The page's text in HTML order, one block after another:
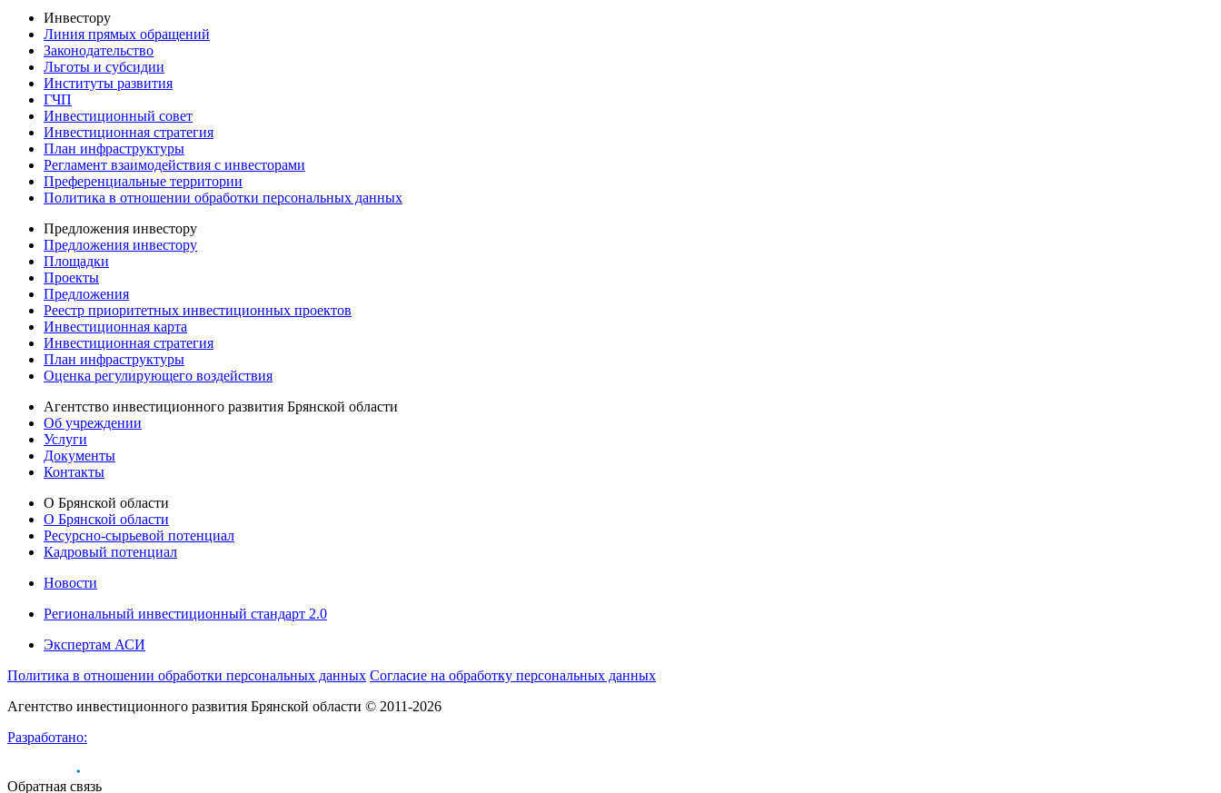
Инвестору
Линия прямых обращений
Законодательство
Льготы и субсидии
Институты развития
ГЧП
Инвестиционный совет
Инвестиционная стратегия
План инфраструктуры
Регламент взаимодействия с инвесторами
Преференциальные территории
Политика в отношении обработки персональных данных
Предложения инвестору
Предложения инвестору
Площадки
Проекты
Предложения
Реестр приоритетных инвестиционных проектов
Инвестиционная карта
Инвестиционная стратегия
План инфраструктуры
Оценка регулирующего воздействия
Агентство инвестиционного развития Брянской области
Об учреждении
Услуги
Документы
Контакты
О Брянской области
О Брянской области
Ресурсно-сырьевой потенциал
Кадровый потенциал
Новости
Региональный инвестиционный стандарт 2.0
Экспертам АСИ
Политика в отношении обработки персональных данных Согласие на обработку персональных данных
Агентство инвестиционного развития Брянской области © 2011-2026
Разработано:
Обратная связь